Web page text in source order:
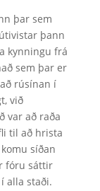
þar sem
þann
kynningu frá
sem þar er
rúsínan í
við
var að raða
til að hrista
síðan
fóru sáttir
alla staði.